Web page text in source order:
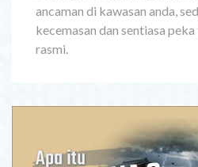
ancaman di kawasan anda,
kecemasan dan sentiasa
rasmi.